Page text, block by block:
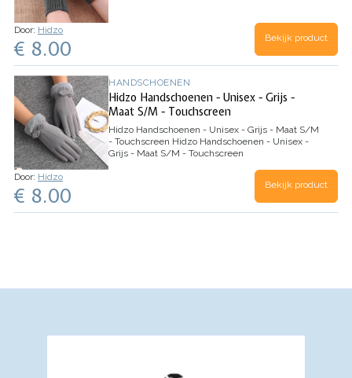
Door: Hidzo
€ 8.00 Bekijk product
HANDSCHOENEN
Hidzo Handschoenen - Unisex - Grijs -
Maat S/M - Touchscreen
Hidzo Handschoenen - Unisex - Grijs - Maat S/M
- Touchscreen Hidzo Handschoenen - Unisex -
Grijs - Maat S/M - Touchscreen
Door: Hidzo
€ 8.00 Bekijk product